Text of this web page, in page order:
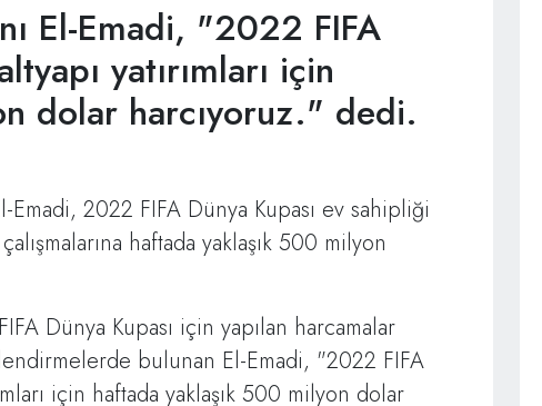
El-Emadi, "2022 FIFA
yatırımları için
dolar harcıyoruz." dedi.
Emadi, 2022 FIFA Dünya Kupası ev sahipliği
haftada yaklaşık 500 milyon
Dünya Kupası için yapılan harcamalar
bulunan El-Emadi, "2022 FIFA
için haftada yaklaşık 500 milyon dolar